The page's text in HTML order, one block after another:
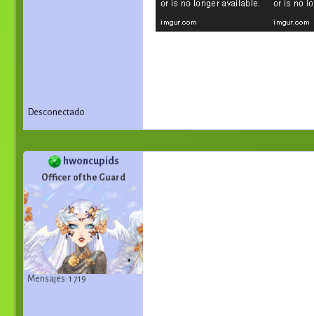
Desconectado
hwoncupids
Officer of the Guard
Mensajes: 1 719